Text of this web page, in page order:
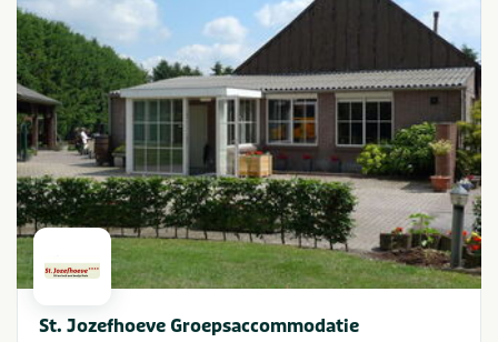
St. Jozefhoeve Groepsaccommodatie